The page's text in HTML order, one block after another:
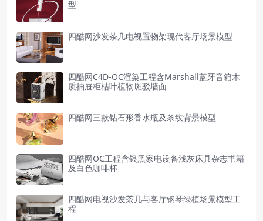
型
四酷网沙发茶几电视置物架现代客厅场景模型
四酷网C4D-OC渲染工程含Marshall蓝牙音箱木
质抽屉柜枯叶植物斑驳墙面
四酷网三款钻石形香水瓶及条纹背景模型
四酷网OC工程含银黑家电设备浅灰床具杂志书籍
及白色咖啡杯
四酷网电视沙发茶几与客厅钢琴绿植场景模型工
程